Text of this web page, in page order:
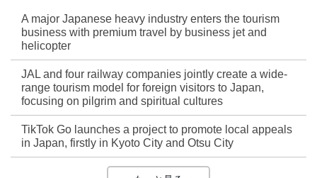
A major Japanese heavy industry enters the tourism
business with premium travel by business jet and
helicopter
JAL and four railway companies jointly create a wide-
range tourism model for foreign visitors to Japan,
focusing on pilgrim and spiritual cultures
TikTok Go launches a project to promote local appeals
in Japan, firstly in Kyoto City and Otsu City